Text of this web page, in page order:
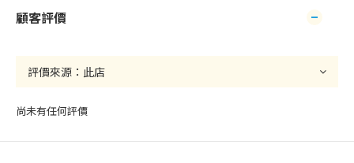
顧客評價
尚未有任何評價